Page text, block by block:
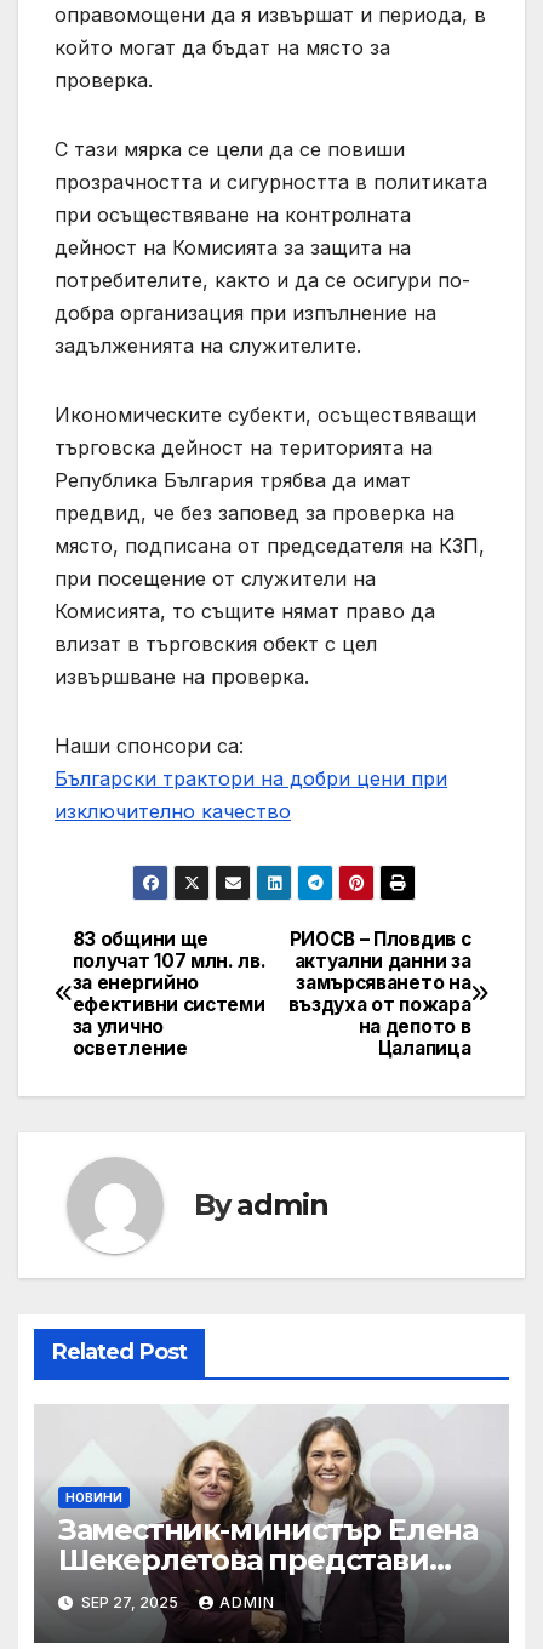
оправомощени да я извършат и периода, в
който могат да бъдат на място за
проверка.
С тази мярка се цели да се повиши
прозрачността и сигурността в политиката
при осъществяване на контролната
дейност на Комисията за защита на
потребителите, както и да се осигури по-
добра организация при изпълнение на
задълженията на служителите.
Икономическите субекти, осъществяващи
търговска дейност на територията на
Република България трябва да имат
предвид, че без заповед за проверка на
място, подписана от председателя на КЗП,
при посещение от служители на
Комисията, то същите нямат право да
влизат в търговския обект с цел
извършване на проверка.
Наши спонсори са:
Български трактори на добри цени при
изключително качество
Post
navigation
РИОСВ – Пловдив с
актуални данни за
замърсяването на
въздуха от пожара
на депото в
Цалапица
83 общини ще
получат 107 млн. лв.
за енергийно
ефективни системи
за улично
осветление
Byadmin
Related Post
НОВИНИ
Заместник-министър Елена
Шекерлетова представи
българската позиция на
неформалното заседание
SEP 27, 2025 ADMIN